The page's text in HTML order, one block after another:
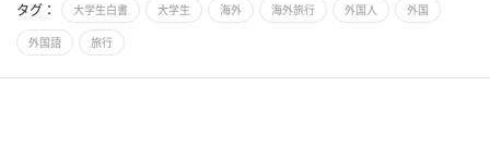
タグ： 大学生白書 大学生 海外 海外旅行 外国人 外国
外国語 旅行